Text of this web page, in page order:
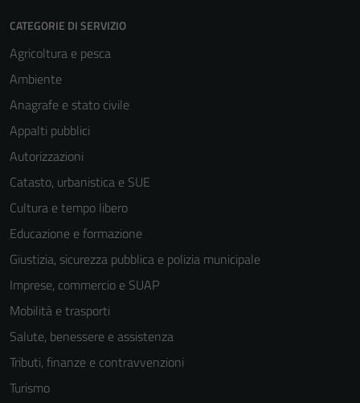
CATEGORIE DI SERVIZIO
Agricoltura e pesca
Ambiente
Anagrafe e stato civile
Appalti pubblici
Autorizzazioni
Catasto, urbanistica e SUE
Cultura e tempo libero
Educazione e formazione
Giustizia, sicurezza pubblica e polizia municipale
Imprese, commercio e SUAP
Mobilità e trasporti
Salute, benessere e assistenza
Tributi, finanze e contravvenzioni
Turismo